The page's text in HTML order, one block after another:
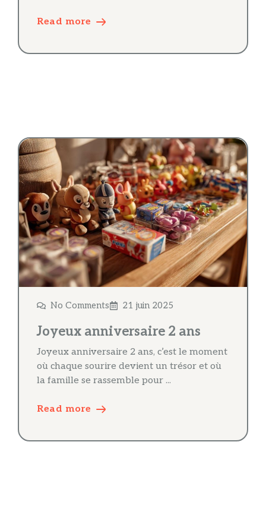
Read more
No Comments 21 juin 2025
Joyeux anniversaire 2 ans
Joyeux anniversaire 2 ans, c’est le moment
où chaque sourire devient un trésor et où
la famille se rassemble pour ...
Read more